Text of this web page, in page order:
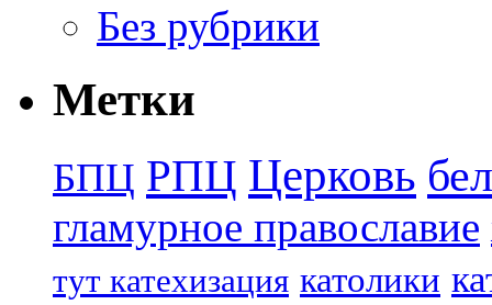
Без рубрики
Метки
БПЦ РПЦ Церковь
гламурное православие
тут катехизация католики